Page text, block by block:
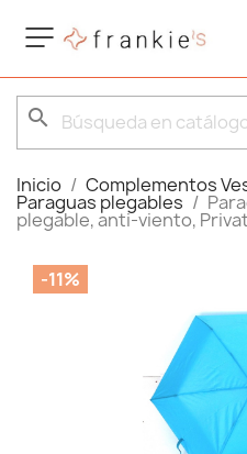
search
Inicio Complementos
Paraguas plegables
plegable, anti-viento,
-11%